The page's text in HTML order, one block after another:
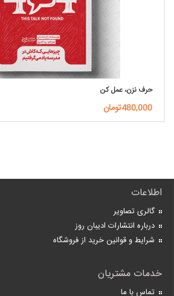
حرف نزن، عمل کن
480,000تومان
اطلاعات
گالری تصاویر
درباره انتشارات ادیبان روز
شرایط و قوانین خرید از فروشگاه
خدمات مشتریان
تماس با ما